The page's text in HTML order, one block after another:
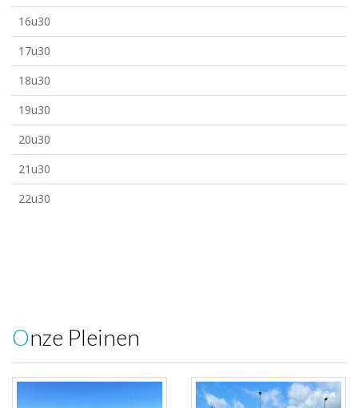
16u30
17u30
18u30
19u30
20u30
21u30
22u30
Onze Pleinen